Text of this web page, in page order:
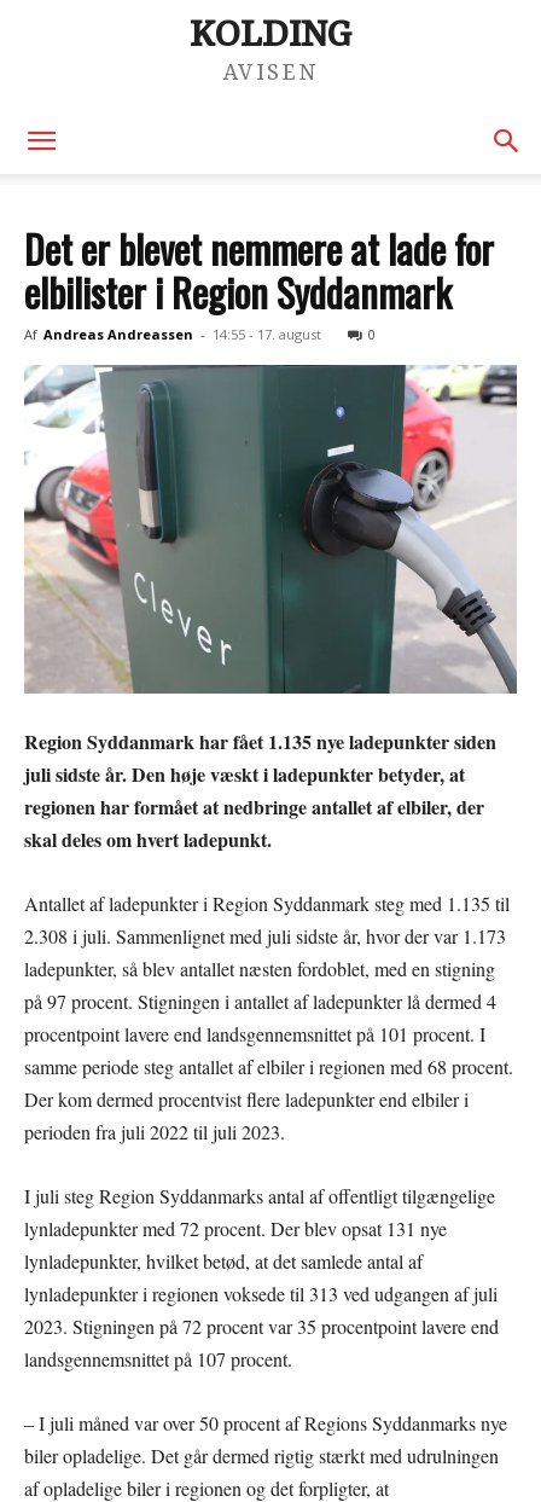
KOLDING
AVISEN
Det er blevet nemmere at lade for
elbilister i Region Syddanmark
Af Andreas Andreassen - 14:55 - 17. august 0
Region Syddanmark har fået 1.135 nye ladepunkter siden
juli sidste år. Den høje væskt i ladepunkter betyder, at
regionen har formået at nedbringe antallet af elbiler, der
skal deles om hvert ladepunkt.
Antallet af ladepunkter i Region Syddanmark steg med 1.135 til
2.308 i juli. Sammenlignet med juli sidste år, hvor der var 1.173
ladepunkter, så blev antallet næsten fordoblet, med en stigning
på 97 procent. Stigningen i antallet af ladepunkter lå dermed 4
procentpoint lavere end landsgennemsnittet på 101 procent. I
samme periode steg antallet af elbiler i regionen med 68 procent.
Der kom dermed procentvist flere ladepunkter end elbiler i
perioden fra juli 2022 til juli 2023.
I juli steg Region Syddanmarks antal af offentligt tilgængelige
lynladepunkter med 72 procent. Der blev opsat 131 nye
lynladepunkter, hvilket betød, at det samlede antal af
lynladepunkter i regionen voksede til 313 ved udgangen af juli
2023. Stigningen på 72 procent var 35 procentpoint lavere end
landsgennemsnittet på 107 procent.
– I juli måned var over 50 procent af Regions Syddanmarks nye
biler opladelige. Det går dermed rigtig stærkt med udrulningen
af opladelige biler i regionen og det forpligter, at